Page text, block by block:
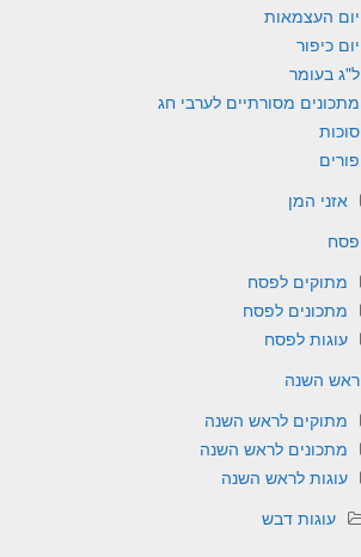
יום העצמאות
יום כיפור
ל"ג בעומר
מתכונים מסורתיים לערבי חג
סוכות
פורים
אזני המן
פסח
מתוקים לפסח
מתכונים לפסח
עוגות לפסח
ראש השנה
מתוקים לראש השנה
מתכונים לראש השנה
עוגות לראש השנה
עוגות דבש